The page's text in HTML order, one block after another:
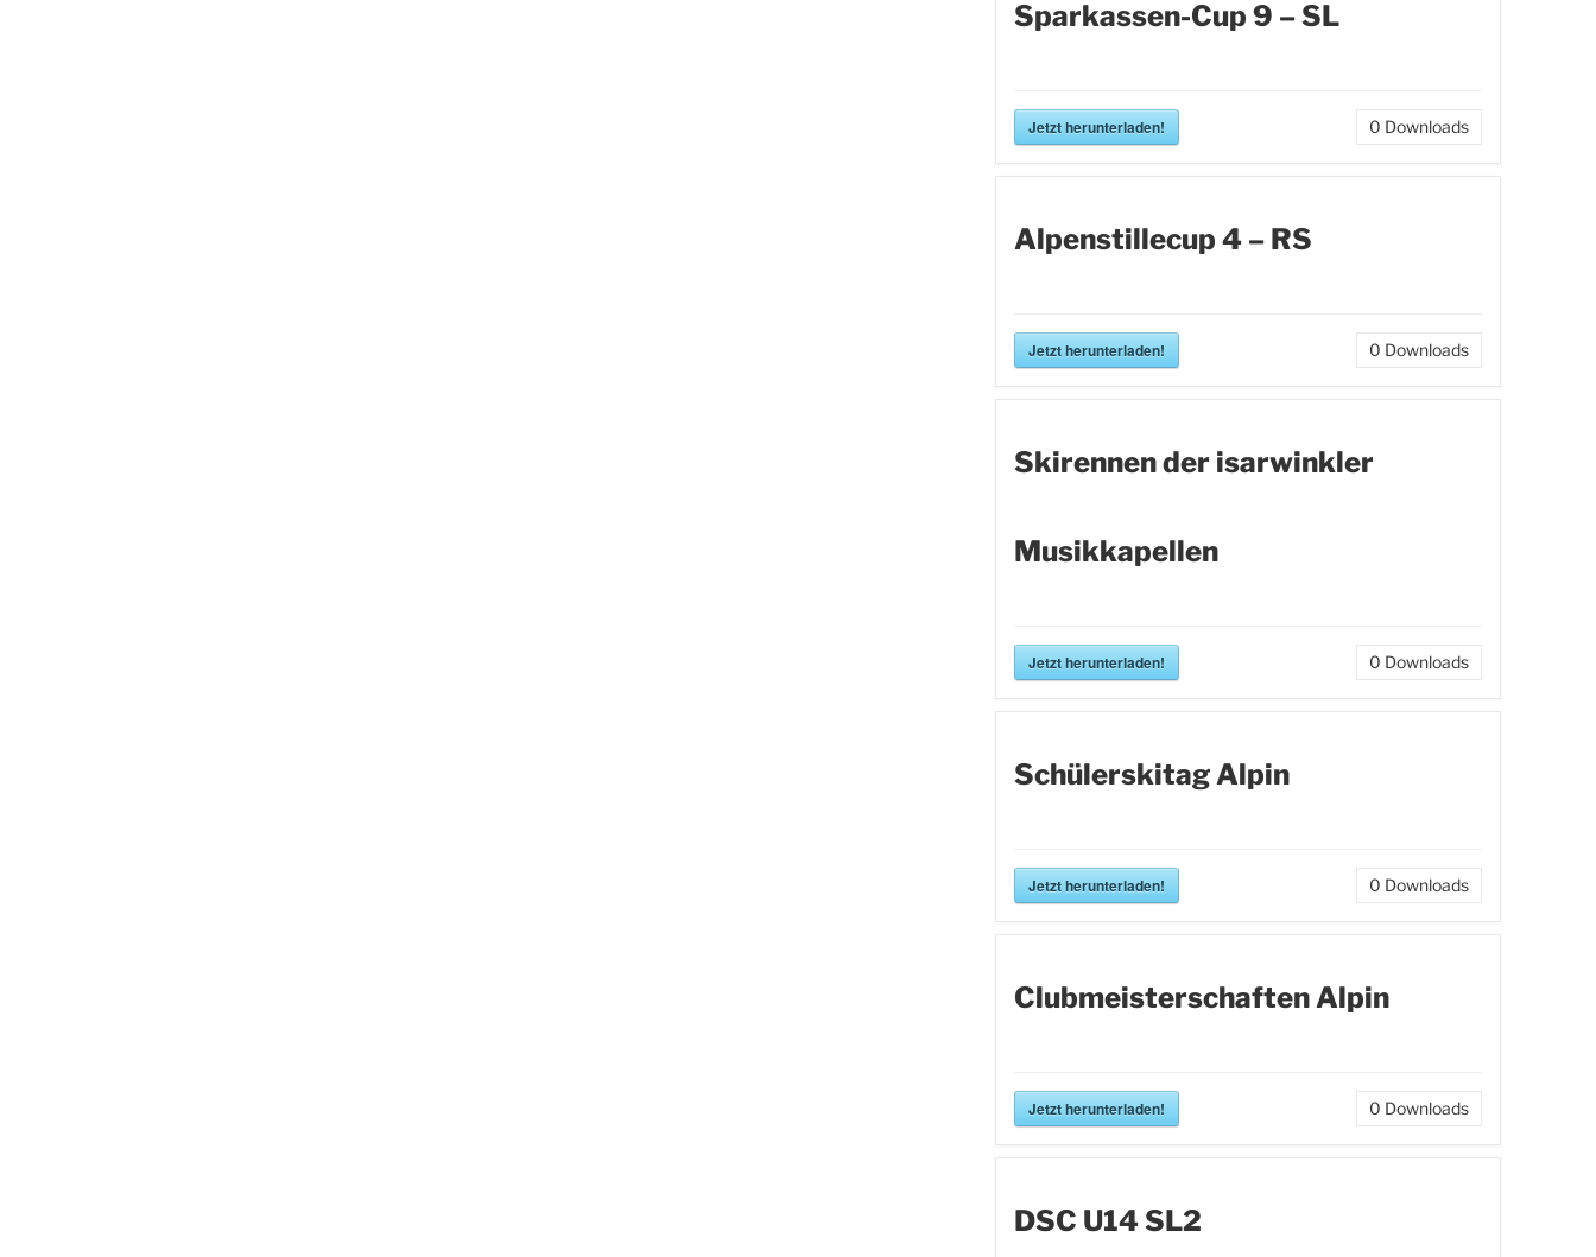
Sparkassen-Cup 9 – SL
Jetzt herunterladen! 0 Downloads
Alpenstillecup 4 – RS
Jetzt herunterladen! 0 Downloads
Skirennen der isarwinkler
Musikkapellen
Jetzt herunterladen! 0 Downloads
Schülerskitag Alpin
Jetzt herunterladen! 0 Downloads
Clubmeisterschaften Alpin
Jetzt herunterladen! 0 Downloads
DSC U14 SL2